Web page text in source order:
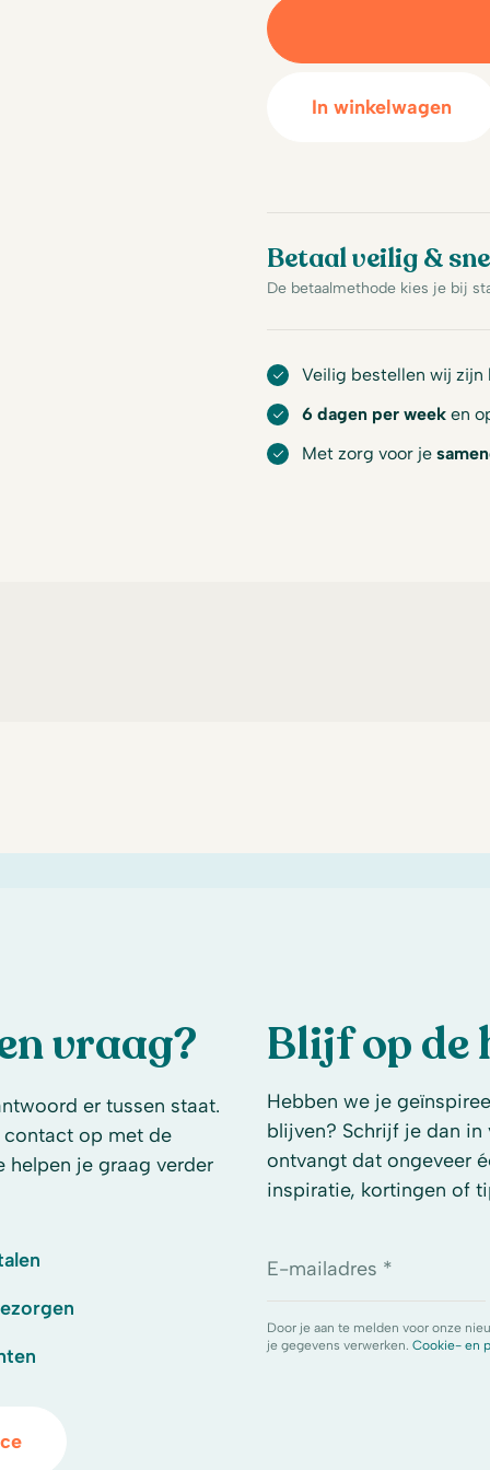
In winkelwagen
Betaal veilig &
De betaalmethode kies je bij
Veilig bestellen wij zijn
6 dagen per week en
Met zorg voor je
vraag?
er tussen staat.
op met de
helpen je graag verder
Blijf op de
Hebben we je
blijven? Schrijf je dan
ontvangt dat ongeveer
inspiratie, kortingen of
E-mailadres *
Door je aan te melden voor onze
je gegevens verwerken. Cookie- en